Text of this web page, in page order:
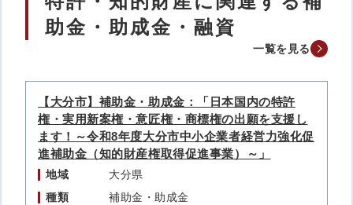
助金・助成金・融資
一覧を見る
【大分市】補助金・助成金：「日本国内の特許
権・実用新案権・意匠権・商標権の出願を支援し
ます！～令和8年度大分市中小企業者経営力強化促
進補助金（知的財産権取得促進事業）～」
地域
大分県
種類
補助金・助成金